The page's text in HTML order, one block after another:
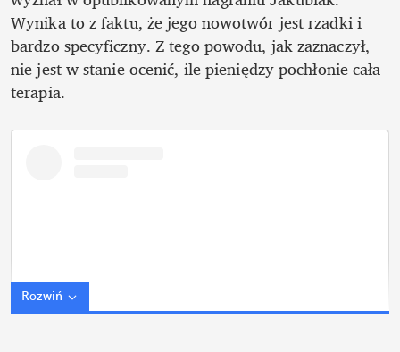
Wynika to z faktu, że jego nowotwór jest rzadki i
bardzo specyficzny. Z tego powodu, jak zaznaczył,
nie jest w stanie ocenić, ile pieniędzy pochłonie cała
terapia.
Rozwiń